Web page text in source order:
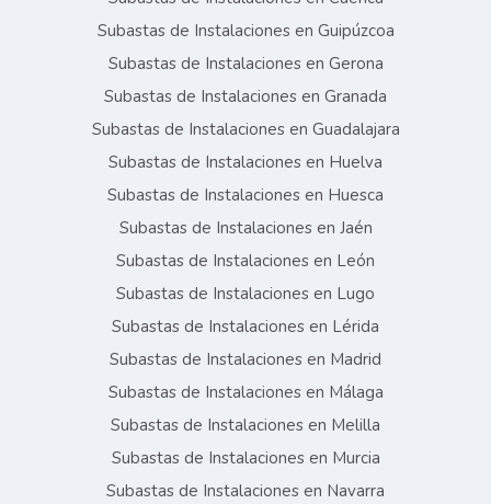
Subastas de Instalaciones en Guipúzcoa
Subastas de Instalaciones en Gerona
Subastas de Instalaciones en Granada
Subastas de Instalaciones en Guadalajara
Subastas de Instalaciones en Huelva
Subastas de Instalaciones en Huesca
Subastas de Instalaciones en Jaén
Subastas de Instalaciones en León
Subastas de Instalaciones en Lugo
Subastas de Instalaciones en Lérida
Subastas de Instalaciones en Madrid
Subastas de Instalaciones en Málaga
Subastas de Instalaciones en Melilla
Subastas de Instalaciones en Murcia
Subastas de Instalaciones en Navarra